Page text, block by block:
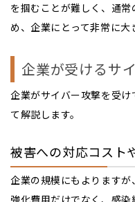
を掴むことが難しく、通
め、企業にとって非常に大
企業が受けるサ
企業がサイバー攻撃を受
て解説します。
被害への対応コスト
企業の規模にもよります